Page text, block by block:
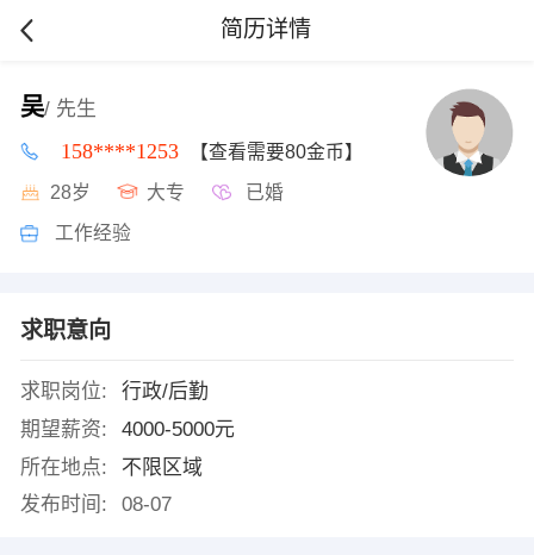
简历详情
吴/ 先生
158****1253 【查看需要80金币】
28岁 大专 已婚
工作经验
求职意向
求职岗位:
行政/后勤
期望薪资:
4000-5000元
所在地点:
不限区域
发布时间:
08-07